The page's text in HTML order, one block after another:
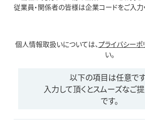
従業員・関係者の皆様は企業コードをご入力
個人情報取扱いについては、プライバシーポ
い。
以下の項目は任意です
入力して頂くとスムーズなご
です。